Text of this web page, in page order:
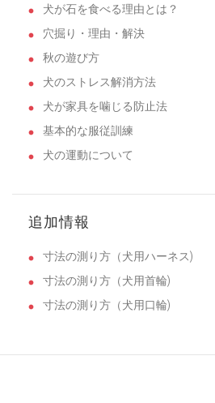
犬が石を食べる理由とは？
穴掘り・理由・解決
秋の遊び方
犬のストレス解消方法
犬が家具を噛じる防止法
基本的な服従訓練
犬の運動について
追加情報
寸法の測り方（犬用ハーネス)
寸法の測り方（犬用首輪)
寸法の測り方（犬用口輪)